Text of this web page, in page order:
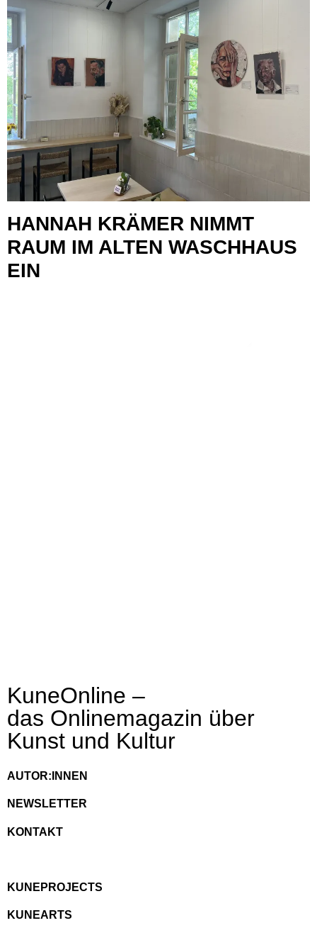
HANNAH KRÄMER NIMMT
RAUM IM ALTEN WASCHHAUS
EIN
KuneOnline –
das Onlinemagazin über
Kunst und Kultur
AUTOR:INNEN
NEWSLETTER
KONTAKT
KUNEPROJECTS
KUNEARTS